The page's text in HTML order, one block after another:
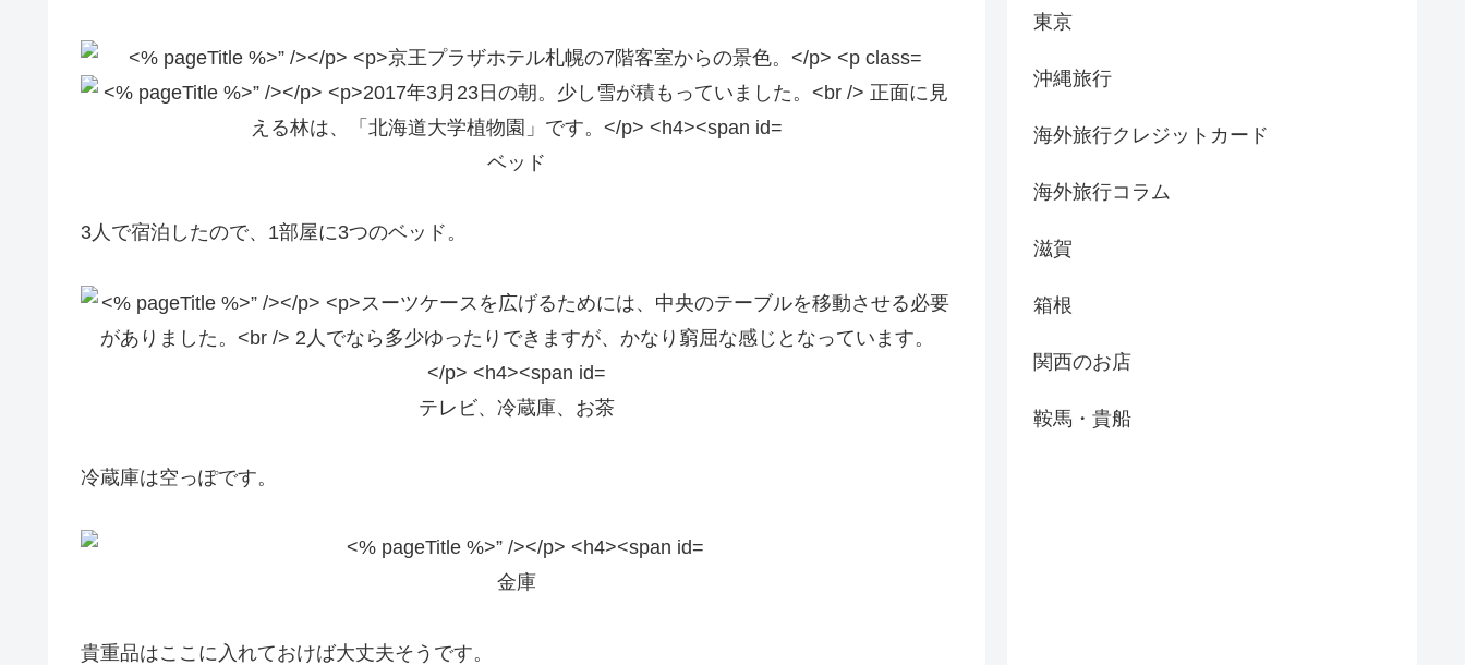
ベッド
3人で宿泊したので、1部屋に3つのベッド。
テレビ、冷蔵庫、お茶
冷蔵庫は空っぽです。
金庫
貴重品はここに入れておけば大丈夫そうです。
東京
沖縄旅行
海外旅行クレジットカード
海外旅行コラム
滋賀
箱根
関西のお店
鞍馬・貴船